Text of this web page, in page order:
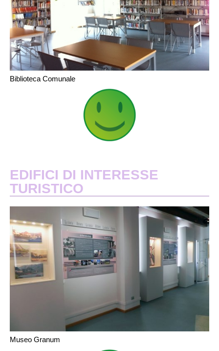
Biblioteca Comunale
EDIFICI DI INTERESSE
TURISTICO
Museo Granum